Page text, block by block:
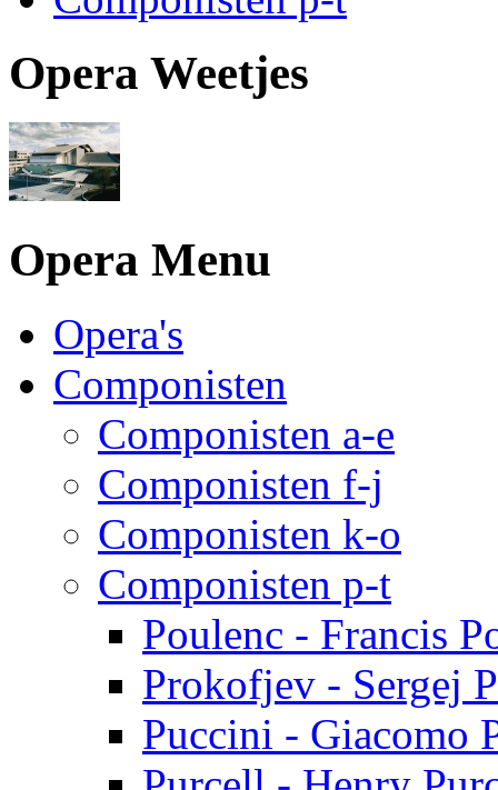
Opera Weetjes
Opera Menu
Opera's
Componisten
Componisten a-e
Componisten f-j
Componisten k-o
Componisten p-t
Poulenc - Francis
Prokofjev - Sergej
Puccini - Giacomo